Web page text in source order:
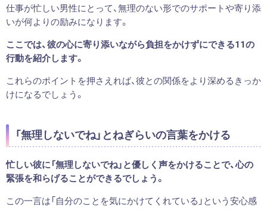
仕事が忙しい男性にとって、無理のない形でのサポートや寄り添
いが何よりの励みになります。
ここでは、彼の心に寄り添いながら負担をかけずにできる11の
行動を紹介します。
これらのポイントを押さえれば、彼との関係をより深めるきっか
けになるでしょう。
「無理しないでね」とねぎらいの言葉をかける
忙しい彼に「無理しないでね」と優しく声をかけることで、心の
緊張を和らげることができるでしょう。
この一言は「自分のことを気にかけてくれている」という安心感